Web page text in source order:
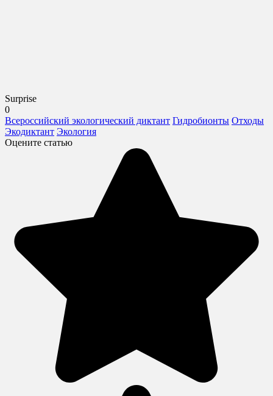
Surprise
0
Всероссийский экологический диктант Гидробионты Отходы
Экодиктант Экология
Оцените статью